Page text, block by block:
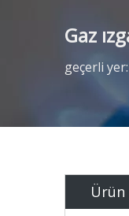
Gaz
geçerli yer:
Ürün